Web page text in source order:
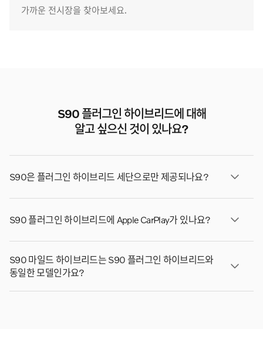
가까운 전시장을 찾아보세요.
S90 플러그인 하이브리드에 대해
알고 싶으신 것이 있나요?
S90은 플러그인 하이브리드 세단으로만 제공되나요?
전기차로 전환할 준비가 되었다면 Volvo ES90을 고려하
S90 플러그인 하이브리드에 Apple CarPlay가 있나요?
* Apple CarPlay는 아이폰 모델5 이상에서만 사용할 수 있
습니다. Apple CarPlay 및 아이폰은 Apple Inc.의 상표입
니다.
S90 마일드 하이브리드는 S90 플러그인 하이브리드와
동일한 모델인가요?